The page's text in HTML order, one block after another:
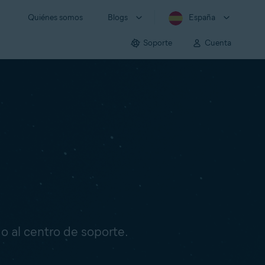
Quiénes somos Blogs España
Soporte Cuenta
al centro de soporte.